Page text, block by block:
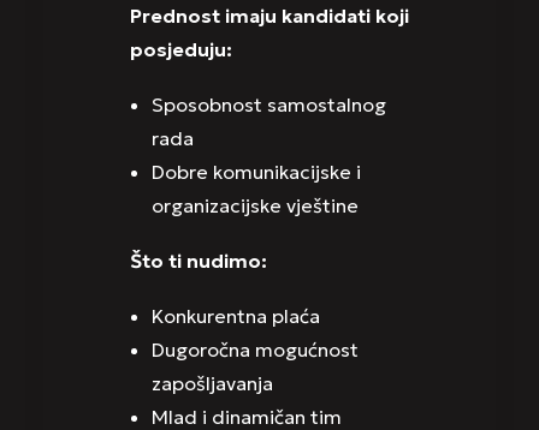
Prednost imaju kandidati koji
posjeduju:
Sposobnost samostalnog
rada
Dobre komunikacijske i
organizacijske vještine
Što ti nudimo:
Konkurentna plaća
Dugoročna mogućnost
zapošljavanja
Mlad i dinamičan tim